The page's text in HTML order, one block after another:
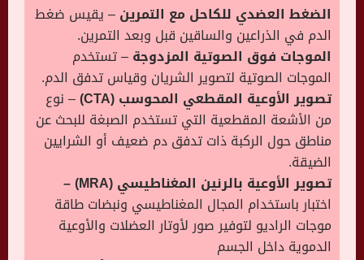
الضغط العضدي للكاحل مع التمرين– يقيس ضغط
الدم في الذراعين والساقين قبل وبعد التمرين.
الموجات فوق الصوتية المزدوجة– تستخدم
الموجات الصوتية لتصوير الشريان وقياس تدفق الدم.
تصوير الأوعية المقطعي المحوسب (CTA)
– نوع
من الأشعة المقطعية التي تستخدم الصبغة للبحث عن
مناطق حول الركبة ذات تدفق دم ضعيف أو الشرايين
الضيقة.
تصوير الأوعية بالرنين المغناطيسي (MRA) –
اختبار باستخدام المجال المغناطيسي ونبضات طاقة
موجات الراديو لتوفير صور لأوتار العضلات والأوعية
الدموية داخل الجسم